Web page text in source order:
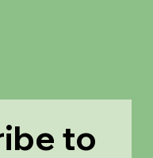
to